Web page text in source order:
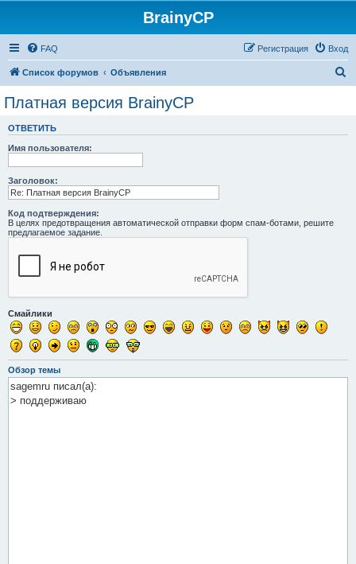
BrainyCP
FAQ Вход
Регистрация
Список форумов Объявления
Платная версия BrainyCP
ОТВЕТИТЬ
Имя пользователя:
Заголовок:
Код подтверждения:
В целях предотвращения автоматической отправки форм спам-ботами, решите
предлагаемое задание.
Смайлики
Обзор темы